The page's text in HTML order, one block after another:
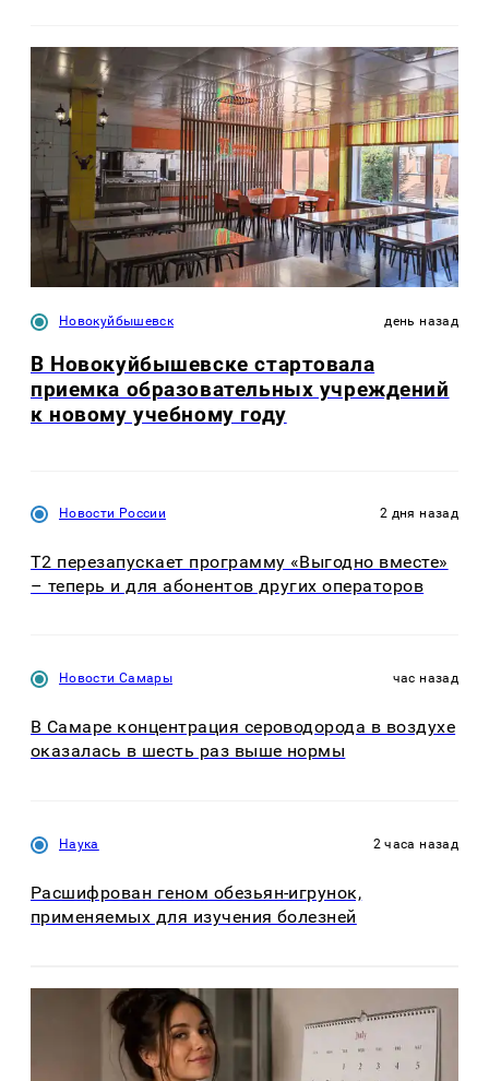
Новокуйбышевск день назад
В Новокуйбышевске стартовала
приемка образовательных учреждений
к новому учебному году
Новости России 2 дня назад
Т2 перезапускает программу «Выгодно вместе»
– теперь и для абонентов других операторов
Новости Самары час назад
В Самаре концентрация сероводорода в воздухе
оказалась в шесть раз выше нормы
Наука 2 часа назад
Расшифрован геном обезьян-игрунок,
применяемых для изучения болезней